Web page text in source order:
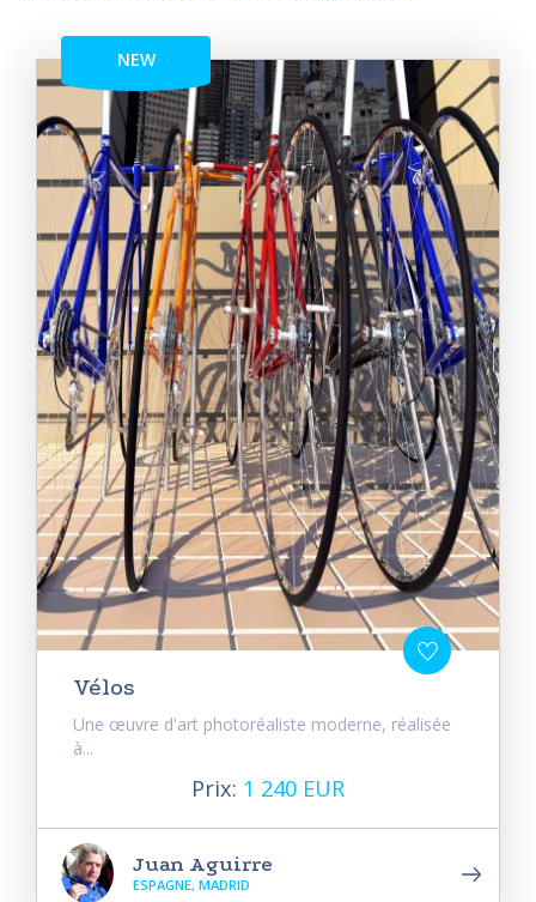
NEW
Vélos
Une œuvre d'art photoréaliste moderne, réalisée
à...
Prix: 1 240 EUR
Juan Aguirre
ESPAGNE, MADRID